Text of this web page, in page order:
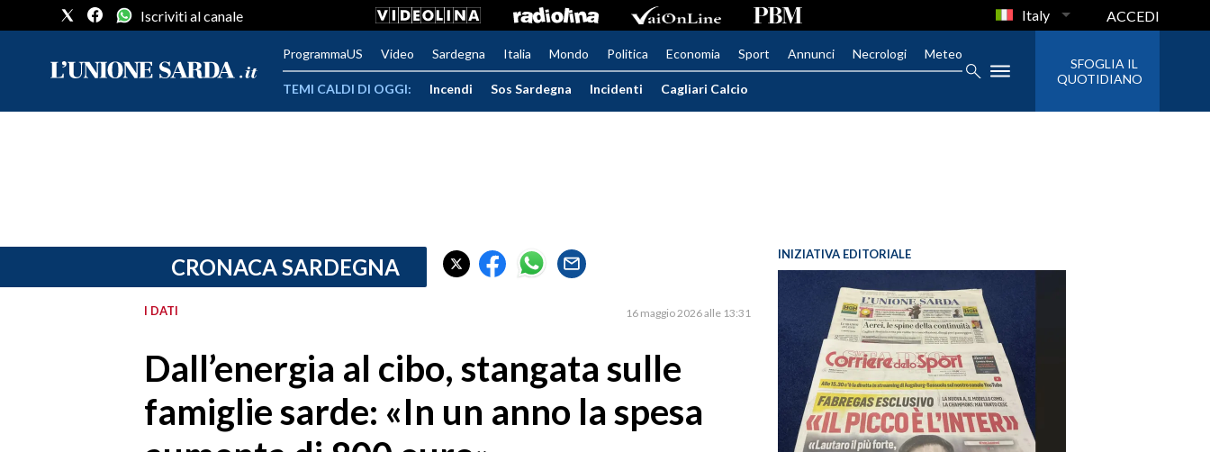
PROVINCIA DI CAGLIARI
Iscriviti al canale Italy ACCEDI
ProgrammaUS Video Sardegna Italia Mondo Politica Economia Sport Annunci Necrologi Meteo
TEMI CALDI DI OGGI: Incendi Sos Sardegna Incidenti Cagliari Calcio
SFOGLIA IL
QUOTIDIANO
CRONACA SARDEGNA
I DATI 16 maggio 2026 alle 13:31
Dall’energia al cibo, stangata sulle
famiglie sarde: «In un anno la spesa
INIZIATIVA EDITORIALE